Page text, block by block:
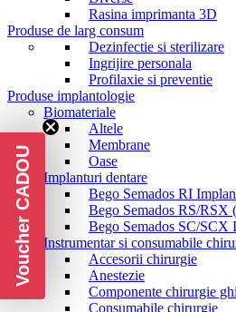
Rasina imprimanta 3D
Produse de larg consum
Dezinfectie si sterilizare
Ingrijire personala
Profilaxie si preventie
Produse implantologie
Biomateriale
Altele
Membrane
Oase
Implanturi dentare
Bego Semados RI
Bego Semados RS/RSX
Bego Semados SC/SCX
Instrumentar si consumabile
Accesorii chirurgie
Anestezie
Componente chirurgie
Consumabile chirurgie
Voucher CADOU